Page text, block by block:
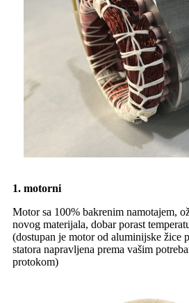
1. motorni
Motor sa 100% bakrenim namotajem,
novog materijala, dobar porast
(dostupan je motor od aluminijske žice
statora napravljena prema vašim
protokom)